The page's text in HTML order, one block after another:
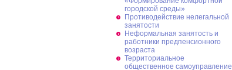
городской среды»
Противодействие нелегальной
занятости
Неформальная занятость и
работники предпенсионного
возраста
Территориальное
общественное самоуправление